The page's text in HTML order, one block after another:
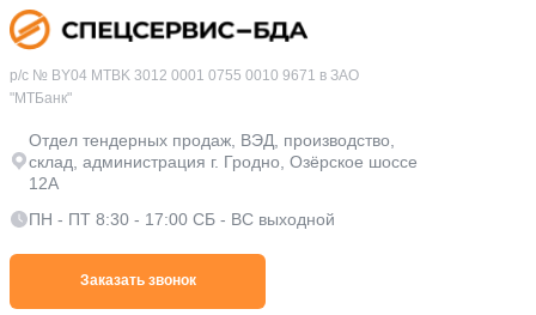
р/с № BY04 MTBK 3012 0001 0755 0010 9671 в ЗАО
"МТБанк"
Отдел тендерных продаж, ВЭД, производство,
склад, администрация г. Гродно, Озёрское шоссе
12А
ПН - ПТ 8:30 - 17:00 СБ - ВС выходной
Заказать звонок